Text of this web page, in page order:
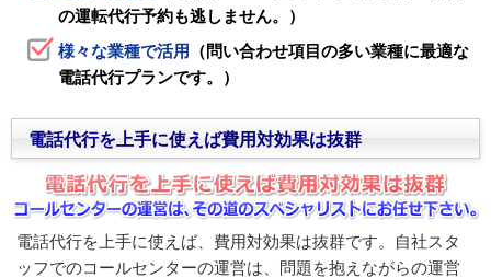
の運転代行予約も逃しません。）
様々な業種で活用
（問い合わせ項目の多い業種に最適な
電話代行プランです。）
電話代行を上手に使えば費用対効果は抜群
電話代行を上手に使えば、費用対効果は抜群です。自社スタ
ッフでのコールセンターの運営は、問題を抱えながらの運営